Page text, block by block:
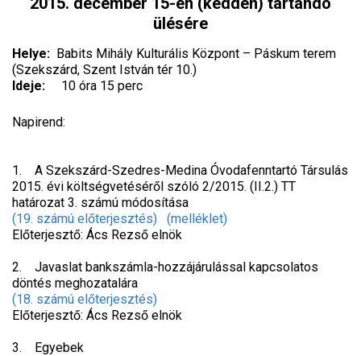
ülésére
Helye: Babits Mihály Kulturális Központ – Páskum terem
(Szekszárd, Szent István tér 10.)
Ideje:
10 óra 15 perc
Napirend:
1. A Szekszárd-Szedres-Medina Óvodafenntartó Társulás
2015. évi költségvetéséről szóló 2/2015. (II.2.) TT
határozat 3. számú módosítása
(19. számú előterjesztés)
(melléklet)
Előterjesztő: Ács Rezső elnök
2. Javaslat bankszámla-hozzájárulással kapcsolatos
döntés meghozatalára
(18. számú előterjesztés)
Előterjesztő: Ács Rezső elnök
3. Egyebek